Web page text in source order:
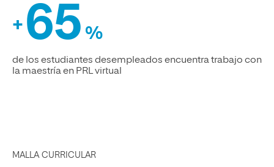
+ 65 %
de los estudiantes desempleados encuentra trabajo con
la maestría en PRL virtual
MALLA CURRICULAR